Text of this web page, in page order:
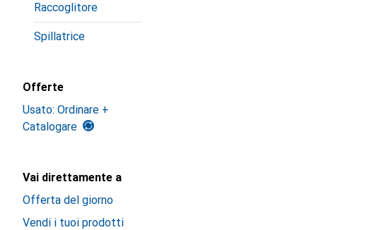
Raccoglitore
Spillatrice
Offerte
Usato: Ordinare +
Catalogare
Vai direttamente a
Offerta del giorno
Vendi i tuoi prodotti